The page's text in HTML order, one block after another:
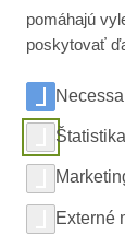
Dopyt
Nájsť
pomáhajú
poskytovať
Štatistika
Externé